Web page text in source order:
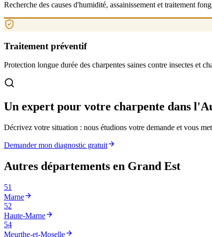
Recherche des causes d'humidité, assainissement et traitement
Traitement préventif
Protection longue durée des charpentes saines contre insectes et
Un expert pour votre charpente dans
Décrivez votre situation : nous étudions votre demande et vous
Demander mon diagnostic gratuit
Autres départements en Grand Est
51
Marne
52
Haute-Marne
54
Meurthe-et-Moselle